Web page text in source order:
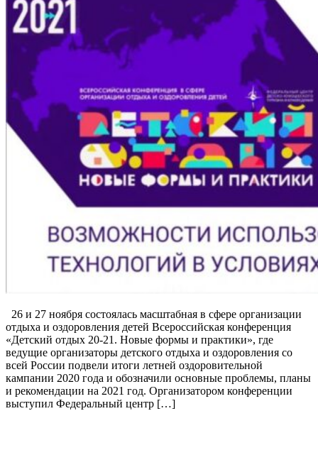
26 и 27 ноября состоялась масштабная в сфере организации
отдыха и оздоровления детей Всероссийская конференция
«Детский отдых 20-21. Новые формы и практики», где
ведущие организаторы детского отдыха и оздоровления со
всей России подвели итоги летней оздоровительной
кампании 2020 года и обозначили основные проблемы, планы
и рекомендации на 2021 год. Организатором конференции
выступил Федеральный центр […]